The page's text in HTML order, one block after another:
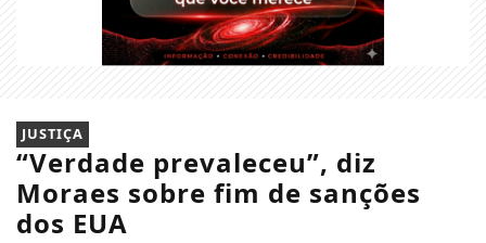
JUSTIÇA
“Verdade prevaleceu”, diz
Moraes sobre fim de sanções
dos EUA